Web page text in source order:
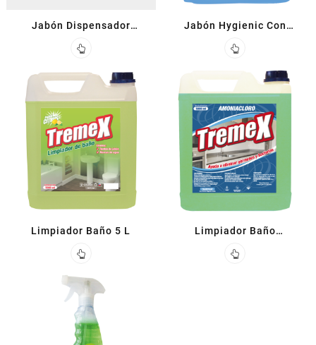
Jabón Dispensador
Triclosán
Jabón Hygienic Con
Triclosán 5 L
Limpiador Baño 5 L
Limpiador Baño
Amoniacloro 5 L